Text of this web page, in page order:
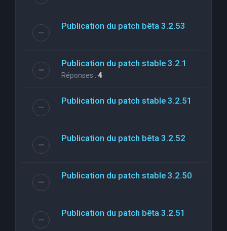
Publication du patch bêta 3.2.53
Publication du patch stable 3.2.1
Réponses : 4
Publication du patch stable 3.2.51
Publication du patch bêta 3.2.52
Publication du patch stable 3.2.50
Publication du patch bêta 3.2.51